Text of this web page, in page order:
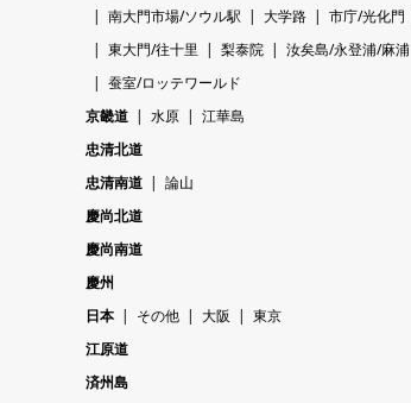
南大門市場/ソウル駅
大学路 市庁/光化門
東大門/往十里
梨泰院 汝矣島/永登浦/麻浦
蚕室/ロッテワールド
京畿道
水原
江華島
忠清北道
忠清南道
論山
慶尚北道
慶尚南道
慶州
日本
その他 大阪
東京
江原道
済州島